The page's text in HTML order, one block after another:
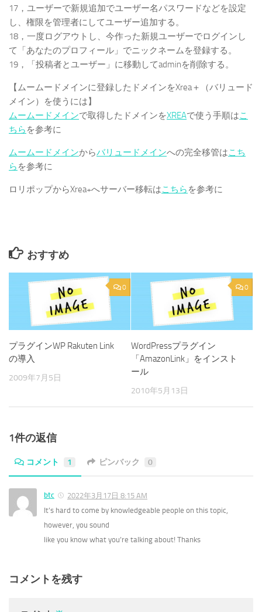
17，ユーザーで新規追加でユーザー名パスワードなどを設定
し、権限を管理者にしてユーザー追加する。
18，一度ログアウトし、今作った新規ユーザーでログインし
て「あなたのプロフィール」でニックネームを登録する。
19，「投稿者とユーザー」に移動してadminを削除する。
【ムームードメインに登録したドメインをXrea＋（バリュード
メイン）を使うには】
ムームードメインで取得したドメインをXREAで使う手順はこ
ちら を参考に
ムームードメインからバリュードメインへの完全移管はこち
ら を参考に
ロリポップからXrea+へサーバー移転はこちら を参考に
おすすめ
0
プラグインWP Rakuten Link
の導入
2009年7月5日
0
WordPressプラグイン
「AmazonLink」をインスト
ール
2010年5月13日
1件の返信
コメント 1 ピンバック 0
btc
2022年3月17日 8:15 AM
It’s hard to come by knowledgeable people on this topic,
however, you sound
like you know what you’re talking about! Thanks
コメントを残す